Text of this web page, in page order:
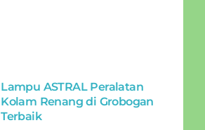
Lampu ASTRAL Peralatan
Kolam Renang di Grobogan
Terbaik